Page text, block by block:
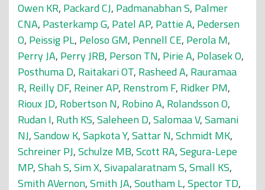
Owen KR, Packard CJ, Padmanabhan S, Palmer
CNA, Pasterkamp G, Patel AP, Pattie A, Pedersen
O, Peissig PL, Peloso GM, Pennell CE, Perola M,
Perry JA, Perry JRB, Person TN, Pirie A, Polasek O,
Posthuma D, Raitakari OT, Rasheed A, Rauramaa
R, Reilly DF, Reiner AP, Renstrom F, Ridker PM,
Rioux JD, Robertson N, Robino A, Rolandsson O,
Rudan I, Ruth KS,Saleheen D,Salomaa V,Samani
NJ,Sandow K,Sapkota Y,Sattar N,Schmidt MK,
Schreiner PJ,Schulze MB,Scott RA,Segura-Lepe
MP,Shah S,Sim X,Sivapalaratnam S,Small KS,
Smith AVernon,Smith JA,Southam L,Spector TD,